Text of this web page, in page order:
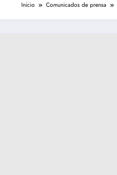
Inicio Comunicados de prensa